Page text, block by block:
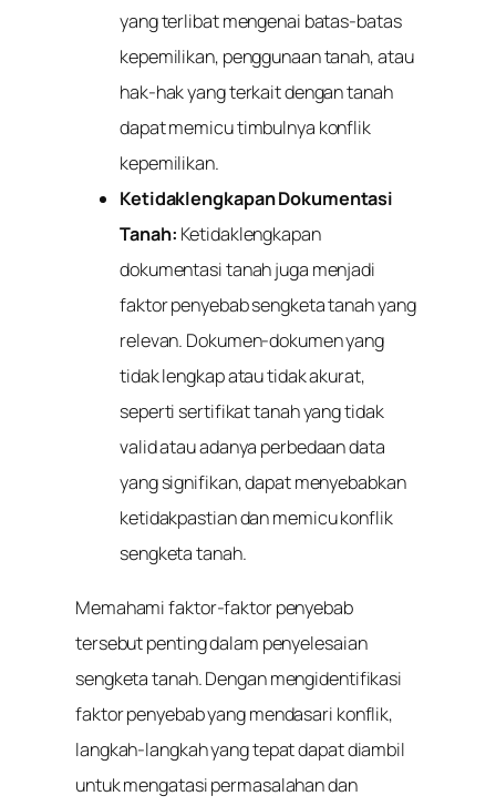
yang terlibat mengenai batas-batas
kepemilikan, penggunaan tanah, atau
hak-hak yang terkait dengan tanah
dapat memicu timbulnya konflik
kepemilikan.
Ketidaklengkapan Dokumentasi
Tanah: Ketidaklengkapan
dokumentasi tanah juga menjadi
faktor penyebab sengketa tanah yang
relevan. Dokumen-dokumen yang
tidak lengkap atau tidak akurat,
seperti sertifikat tanah yang tidak
valid atau adanya perbedaan data
yang signifikan, dapat menyebabkan
ketidakpastian dan memicu konflik
sengketa tanah.
Memahami faktor-faktor penyebab
tersebut penting dalam penyelesaian
sengketa tanah. Dengan mengidentifikasi
faktor penyebab yang mendasari konflik,
langkah-langkah yang tepat dapat diambil
untuk mengatasi permasalahan dan